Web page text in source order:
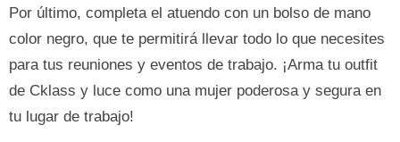
Por último, completa el atuendo con un bolso de mano
color negro, que te permitirá llevar todo lo que necesites
para tus reuniones y eventos de trabajo. ¡Arma tu outfit
de Cklass y luce como una mujer poderosa y segura en
tu lugar de trabajo!